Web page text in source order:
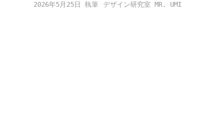
2026年5月25日 デザイン研究室 MR. UMI